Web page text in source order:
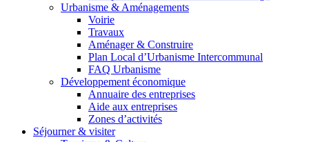
Urbanisme & Aménagements
Voirie
Travaux
Aménager & Construire
Plan Local d’Urbanisme Intercommunal
FAQ Urbanisme
Développement économique
Annuaire des entreprises
Aide aux entreprises
Zones d’activités
Séjourner & visiter